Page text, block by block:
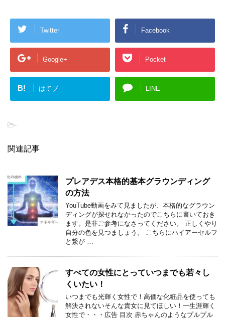
Twitter Facebook
Google+ Pocket
B! はてブ LINE
-
関連記事
プレアデス本格的基本グラウンディング
の方法
YouTube動画をみて見ましたが、本格的なグラウン
ディングが探せれなかったのでこちらに書いておき
ます。是非ご参考になさってください。 正しくやり
自分の色を見つましょう。 こちらにハイアーセルフ
と繋が …
すべての女性にとっていつまでも若々し
くいたい！
いつまでも光輝く女性で！高価な化粧品を使っても
解決されないそんな貴女に見てほしい！一生涯輝く
女性で・・・広告 目次 赤ちゃんのようなプルプル